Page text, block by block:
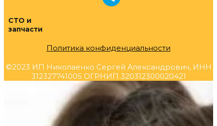
СТО и
запчасти
Политика конфиденциальности
©2023 ИП Николаенко Сергей Александрович, ИНН
312327741005 ОГРНИП 320312300020421